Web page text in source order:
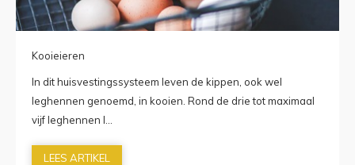
Kooieieren
In dit huisvestingssysteem leven de kippen, ook wel
leghennen genoemd, in kooien. Rond de drie tot maximaal
vijf leghennen l...
LEES ARTIKEL